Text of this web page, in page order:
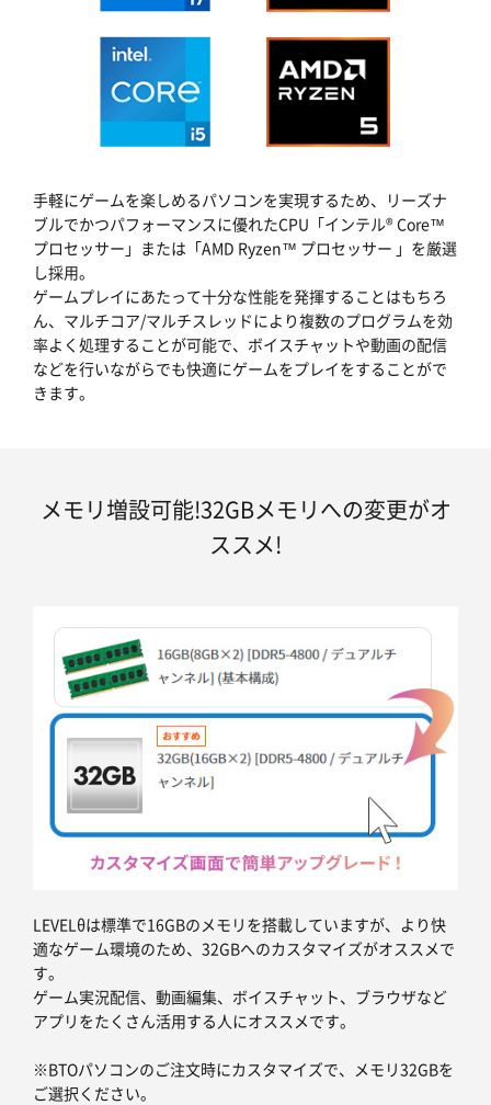
手軽にゲームを楽しめるパソコンを実現するため、リーズナ
ブルでかつパフォーマンスに優れたCPU「インテル® Core™
プロセッサー」または「AMD Ryzen™ プロセッサー 」を厳選
し採用。
ゲームプレイにあたって十分な性能を発揮することはもちろ
ん、マルチコア/マルチスレッドにより複数のプログラムを効
率よく処理することが可能で、ボイスチャットや動画の配信
などを行いながらでも快適にゲームをプレイをすることがで
きます。
メモリ増設可能!32GBメモリへの変更がオ
ススメ!
LEVELθは標準で16GBのメモリを搭載していますが、より快
適なゲーム環境のため、32GBへのカスタマイズがオススメで
す。
ゲーム実況配信、動画編集、ボイスチャット、ブラウザなど
アプリをたくさん活用する人にオススメです。
※BTOパソコンのご注文時にカスタマイズで、メモリ32GBを
ご選択ください。